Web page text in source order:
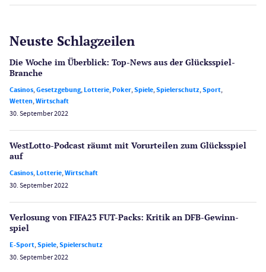
Neuste Schlagzeilen
Die Woche im Überblick: Top-News aus der Glücksspiel-
Branche
Casinos,Gesetzgebung,Lotterie,Poker,Spiele,Spielerschutz,Sport,
Wetten,Wirtschaft
30. September 2022
WestLotto-Podcast räumt mit Vorurteilen zum Glücksspiel
auf
Casinos,Lotterie,Wirtschaft
30. September 2022
Verlosung von FIFA23 FUT-Packs: Kritik an DFB-Gewinn­
spiel
E-Sport,Spiele,Spielerschutz
30. September 2022